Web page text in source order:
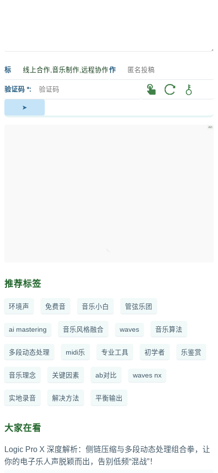
标
签
作
验证码 *
推荐标签
环境声 免费音 音乐小白 管弦乐团
ai mastering 音乐风格融合 waves 音乐算法
多段动态处理 midi乐 专业工具 初学者 乐鉴赏
音乐理念 关键因素 ab对比 waves nx
实地录音 解决方法 平衡输出
大家在看
Logic Pro X 深度解析：侧链压缩与多段动态处理组合拳，让
你的电子乐人声脱颖而出，告别低频“混战”！